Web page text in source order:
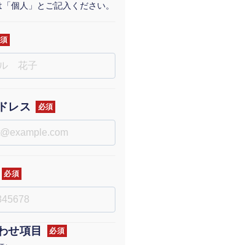
行『LINEマキトルくん』
ャンネル構築『トリトル』
クター
個人」とご記入ください。
レス 必須
必須
せ項目 必須